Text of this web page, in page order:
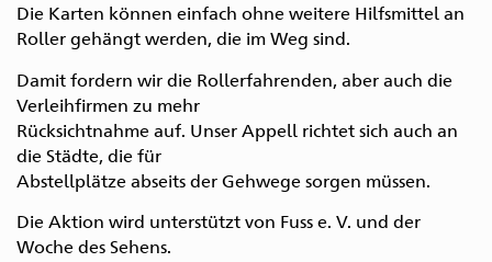
Die Karten können einfach ohne weitere Hilfsmittel an
Roller gehängt werden, die im Weg sind.
Damit fordern wir die Rollerfahrenden, aber auch die
Verleihfirmen zu mehr
Rücksichtnahme auf. Unser Appell richtet sich auch an
die Städte, die für
Abstellplätze abseits der Gehwege sorgen müssen.
Die Aktion wird unterstützt von Fuss e. V. und der
Woche des Sehens.